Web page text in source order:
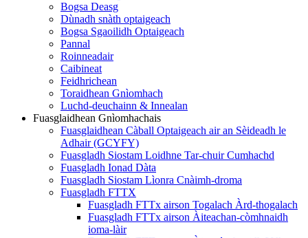
Bogsa Deasg
Dùnadh snàth optaigeach
Bogsa Sgaoilidh Optaigeach
Pannal
Roinneadair
Caibineat
Feidhrichean
Toraidhean Gnìomhach
Luchd-deuchainn & Innealan
Fuasglaidhean Gnìomhachais
Fuasglaidhean Càball Optaigeach air an Sèideadh le
Adhair (GCYFY)
Fuasgladh Siostam Loidhne Tar-chuir Cumhachd
Fuasgladh Ionad Dàta
Fuasgladh Siostam Lìonra Cnàimh-droma
Fuasgladh FTTX
Fuasgladh FTTx airson Togalach Àrd-thogalach
Fuasgladh FTTx airson Àiteachan-còmhnaidh
ioma-làir